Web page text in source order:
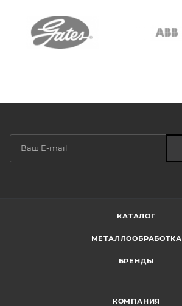
КАТАЛОГ
МЕТАЛЛООБРАБОТКА
БРЕНДЫ
КОМПАНИЯ